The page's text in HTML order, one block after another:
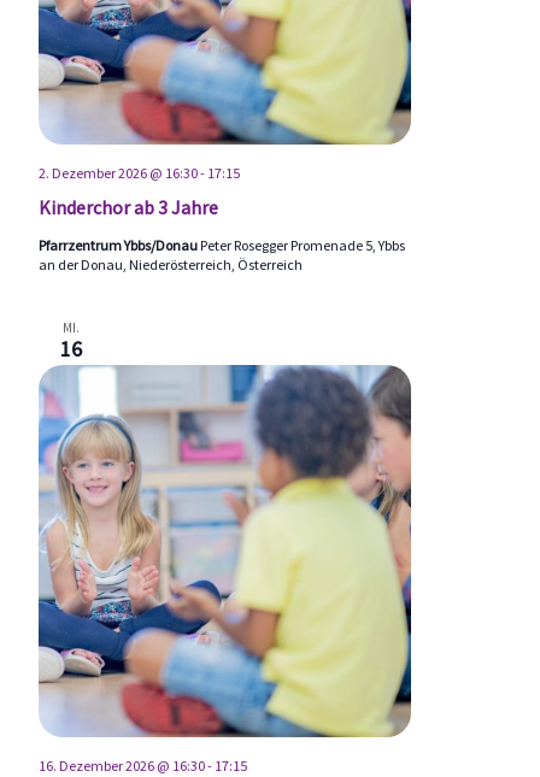
Kinderchor ab 3 Jahre
2. Dezember 2026 @ 16:30- 17:15
Pfarrzentrum Ybbs/Donau Peter Rosegger Promenade 5, Ybbs
an der Donau, Niederösterreich, Österreich
MI.
16
16. Dezember 2026 @ 16:30- 17:15